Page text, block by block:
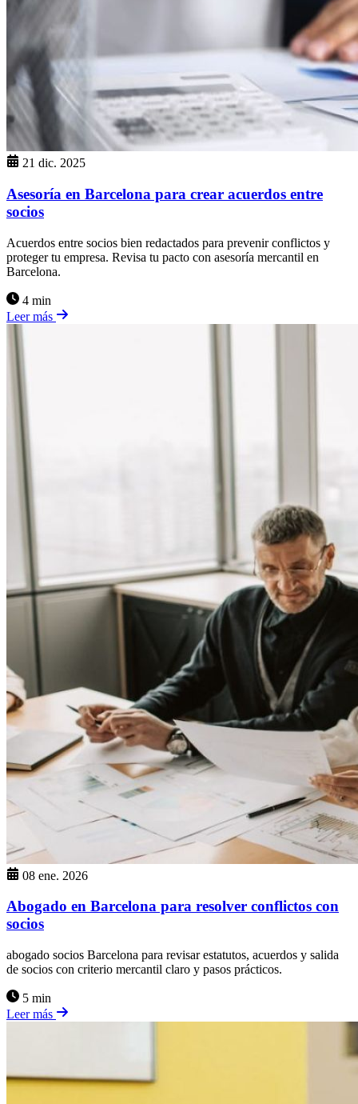
21 dic. 2025
Asesoría en Barcelona para crear acuerdos entre
socios
Acuerdos entre socios bien redactados para prevenir conflictos y
proteger tu empresa. Revisa tu pacto con asesoría mercantil en
Barcelona.
4 min
Leer más
08 ene. 2026
Abogado en Barcelona para resolver conflictos con
socios
abogado socios Barcelona para revisar estatutos, acuerdos y salida
de socios con criterio mercantil claro y pasos prácticos.
5 min
Leer más